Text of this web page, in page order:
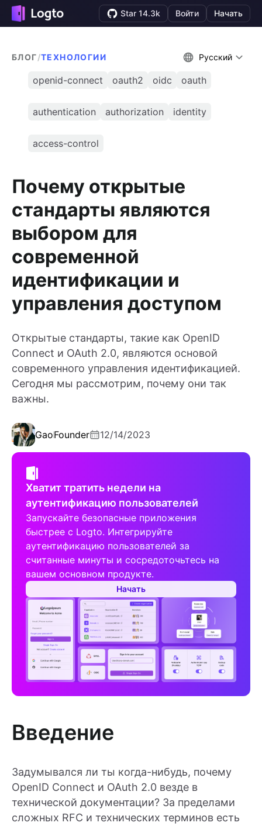
Star 14.3k Войти Начать
БЛОГ/ТЕХНОЛОГИИ Русский
openid-connect oauth2 oidc oauth
authentication authorization identity
access-control
Почему открытые
стандарты являются
выбором для
современной
идентификации и
управления доступом
Открытые стандарты, такие как OpenID
Connect и OAuth 2.0, являются основой
современного управления идентификацией.
Сегодня мы рассмотрим, почему они так
важны.
GaoFounder 12/14/2023
Хватит тратить недели на
аутентификацию пользователей
Запускайте безопасные приложения
быстрее с Logto. Интегрируйте
аутентификацию пользователей за
считанные минуты и сосредоточьтесь на
вашем основном продукте.
Начать
Введение
Задумывался ли ты когда-нибудь, почему
OpenID Connect и OAuth 2.0 везде в
технической документации? За пределами
сложных RFC и технических терминов есть